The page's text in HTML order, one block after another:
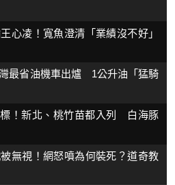
心凌！寬魚澄清「業績沒不好」
最省油機車出爐 1公升油「猛騎
！新北、桃竹苗都入列 白海豚
無視！網怒噴為何裝死？道奇教